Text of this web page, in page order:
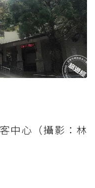
中心（攝影：林